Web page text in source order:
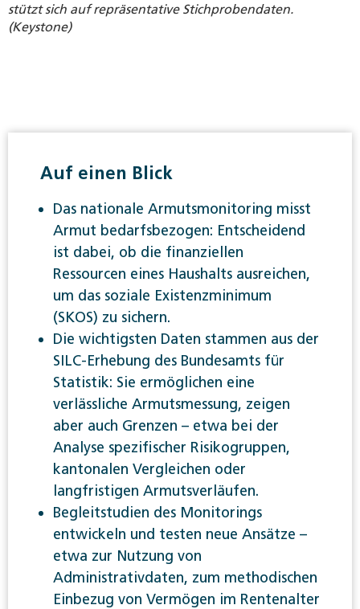
stützt sich auf repräsentative Stichprobendaten.
(Keystone)
Auf einen Blick
Das nationale Armutsmonitoring misst
Armut bedarfsbezogen: Entscheidend
ist dabei, ob die finanziellen
Ressourcen eines Haushalts ausreichen,
um das soziale Existenzminimum
(SKOS) zu sichern.
Die wichtigsten Daten stammen aus der
SILC-Erhebung des Bundesamts für
Statistik: Sie ermöglichen eine
verlässliche Armutsmessung, zeigen
aber auch Grenzen – etwa bei der
Analyse spezifischer Risikogruppen,
kantonalen Vergleichen oder
langfristigen Armutsverläufen.
Begleitstudien des Monitorings
entwickeln und testen neue Ansätze –
etwa zur Nutzung von
Administrativdaten, zum methodischen
Einbezug von Vermögen im Rentenalter